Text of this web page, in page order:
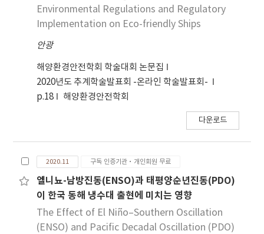
Environmental Regulations and Regulatory
Implementation on Eco-friendly Ships
안광
해양환경안전학회 학술대회 논문집
2020년도 추계학술발표회 -온라인 학술발표회-
p.18
해양환경안전학회
다운로드
2020.11 구독 인증기관·개인회원 무료
엘니뇨-남방진동(ENSO)과 태평양순년진동(PDO)
이 한국 동해 냉수대 출현에 미치는 영향
The Effect of El Niño–Southern Oscillation
(ENSO) and Pacific Decadal Oscillation (PDO)